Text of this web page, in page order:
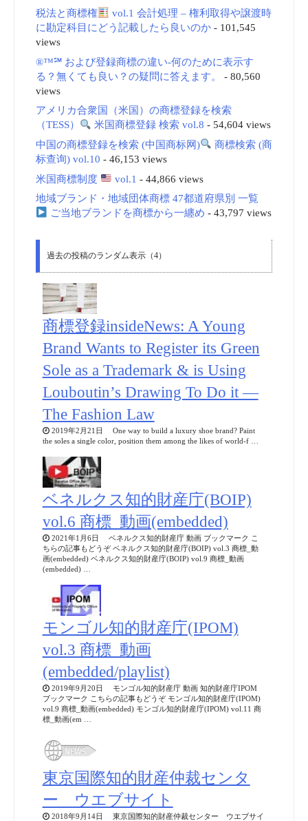
税法と商標権
vol.1 会計処理 – 権利取得や譲渡時
に勘定科目にどう記載したら良いのか- 101,545
views
®™℠ および登録商標の違い-何のために表示す
る？無くても良い？の疑問に答えます。
- 80,560
views
アメリカ合衆国（米国）の商標登録を検索
（TESS）
米国商標登録 検索 vol.8 - 54,604 views
中国の商標登録を検索 (中国商标网)
商標検索 (商
标查询) vol.10 - 46,153 views
米国商標制度
vol.1 - 44,866 views
地域ブランド・地域団体商標 47都道府県別 一覧
ご当地ブランドを商標から一纏め - 43,797 views
過去の投稿のランダム表示（4）
商標登録insideNews: A Young
Brand Wants to Register its Green
Sole as a Trademark & is Using
Louboutin’s Drawing To Do it —
The Fashion Law
2019年2月21日 One way to build a luxury shoe brand? Paint
the soles a single color, position them among the likes of world-f …
ベネルクス知的財産庁(BOIP)
vol.6 商標_動画(embedded)
2021年1月6日 ベネルクス知的財産庁 動画 ブックマーク こ
ちらの記事もどうぞ ベネルクス知的財産庁(BOIP) vol.3 商標_動
画(embedded) ベネルクス知的財産庁(BOIP) vol.9 商標_動画
(embedded) …
モンゴル知的財産庁(IPOM)
vol.3 商標_動画
(embedded/playlist)
2019年9月20日 モンゴル知的財産庁 動画 知的財産庁IPOM
ブックマーク こちらの記事もどうぞ モンゴル知的財産庁(IPOM)
vol.9 商標_動画(embedded) モンゴル知的財産庁(IPOM) vol.11 商
標_動画(em …
東京国際知的財産仲裁センタ
ー ウエブサイト
2018年9月14日 東京国際知的財産仲裁センター ウエブサイ